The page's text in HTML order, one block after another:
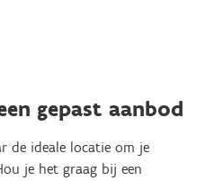
gepast aanbod
de ideale locatie om je
je het graag bij een